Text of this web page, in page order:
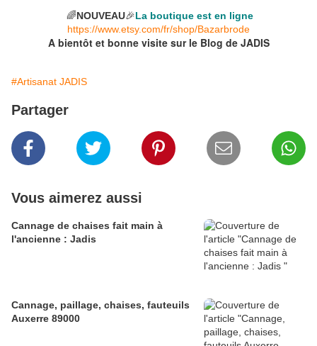
🌈NOUVEAU🎉La boutique est en ligne
https://www.etsy.com/fr/shop/Bazarbrode
A bientôt et bonne visite sur le Blog de JADIS
#Artisanat JADIS
Partager
Vous aimerez aussi
Cannage de chaises fait main à
l'ancienne : Jadis
Cannage, paillage, chaises, fauteuils
Auxerre 89000